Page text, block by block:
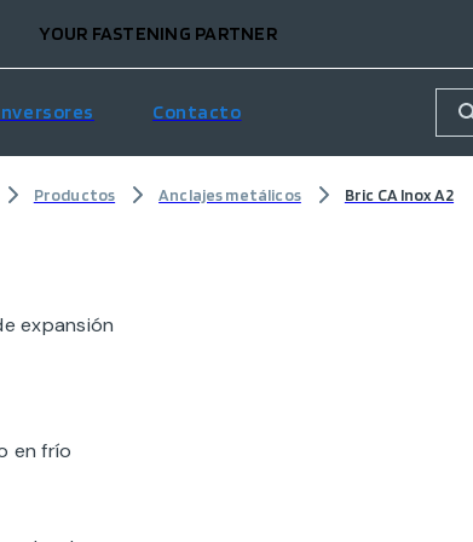
YOUR FASTENING PARTNER
Contacto
Productos Anclajes metálicos Bric CA Inox A2
expansión
en frío